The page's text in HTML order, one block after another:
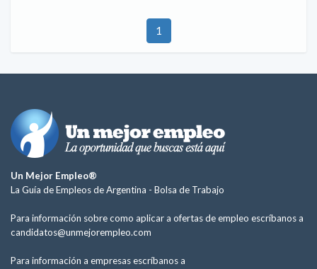
1
Un Mejor Empleo®
La Guía de Empleos de Argentina - Bolsa de Trabajo
Para información sobre como aplicar a ofertas de empleo escríbanos a
candidatos@unmejorempleo.com
Para información a empresas escríbanos a